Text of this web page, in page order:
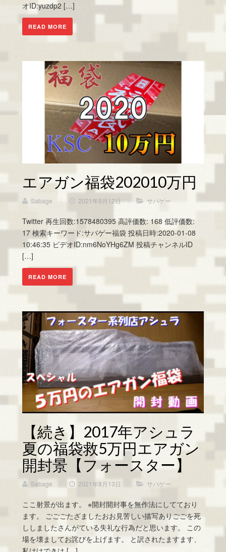
オID:yuzdp2 […]
READ MORE
エアガン福袋202010万円
Sabage / 2021年9月12日 / サバゲー
Twitter 再生回数:1578480395 高評価数: 168 低評価数:
17 検索キーワード:サバゲー福袋 投稿日時:2020-01-08
10:46:35 ビデオID:nm6NoYHg6ZM 投稿チャンネルID
[…]
READ MORE
【続き】2017年アシュラ
夏の福袋救5万円エアガン
開封景【フォースター】
Sabage 2021年8月13日 サバゲー
ここ射景が出ます。 ※開封開封事を無作法にしてており
ます。 ごごごたざましたおお見苦しい描写ありごごを死
ししましたさんがている失礼な行為だと思います。 この
場を壊ましてお詫びを上げます。 と訳されたますます、